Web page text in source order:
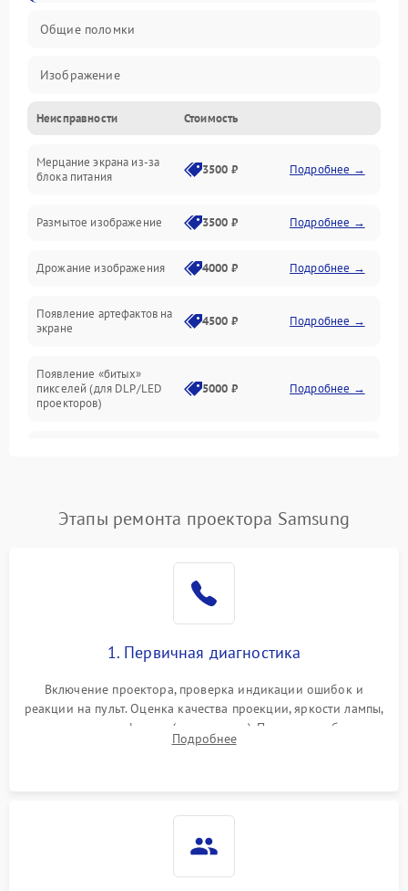
Общие поломки
Изображение
Лампа подсветки
Неисправность управления и интерфейсов
Неисправности Стоимость
Мерцание экрана из-за
блока питания
3500 ₽ Подробнее →
Размытое изображение 3500 ₽ Подробнее →
Дрожание изображения 4000 ₽ Подробнее →
Появление артефактов на
экране
4500 ₽ Подробнее →
Появление «битых»
пикселей (для DLP/LED
проекторов)
5000 ₽ Подробнее →
Нестабильная яркость или
контраст
4000 ₽ Подробнее →
Неравномерная подсветка
автоматическая коррекция
трапеции (Keystone)
Проблемы с
масштабированием
Подробнее →
Этапы ремонта проектора Samsung
1. Первичная диагностика
Включение проектора, проверка индикации ошибок и
реакции на пульт. Оценка качества проекции, яркости лампы,
наличия артефактов (точки, пятна). Проверка работы
системы охлаждения по уровню шума вентиляторов.
Подробнее